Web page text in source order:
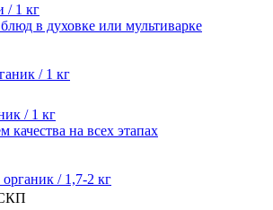
/ 1 кг
в духовке или мультиварке
/ 1 кг
качества на всех этапах